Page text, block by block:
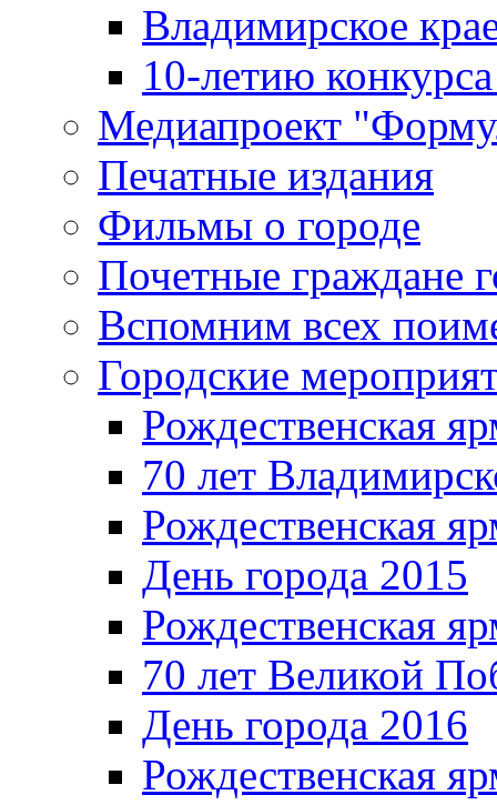
Владимирское
10-летию
Медиапроект
Печатные издания
Фильмы о городе
Почетные граждане
Вспомним всех
Городские
Рождественская
70 лет
Рождественская
День города 2015
Рождественская
70 лет Великой
День города 2016
Рождественская